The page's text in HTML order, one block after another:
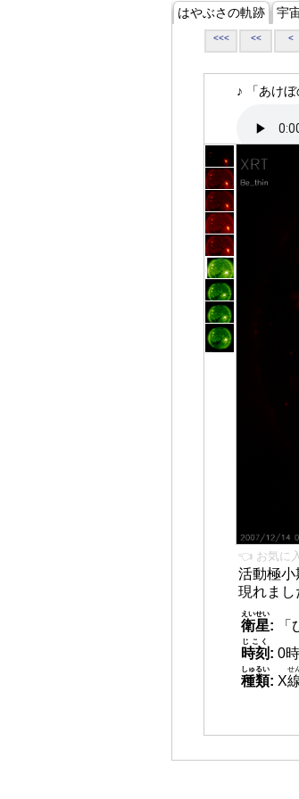
はやぶさの軌跡 宇
<<< << <
♪ 「あけぼ
👈 お気に
活動極小
現れまし
衛星
えいせい
:
「
時刻
じこく
: 0
種類
しゅるい
: X
せ